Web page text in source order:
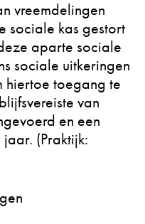
vreemdelingen
sociale kas gestort
aparte sociale
sociale uitkeringen
toegang te
van
en een
(Praktijk: